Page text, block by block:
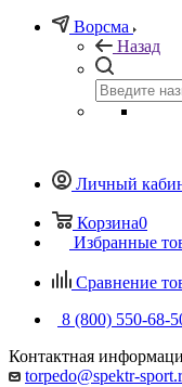
Ворсма
Назад
Личный
Корзина0
Избранные
Сравнение
8 (800) 550-68-
Контактная
torpedo@spektr-